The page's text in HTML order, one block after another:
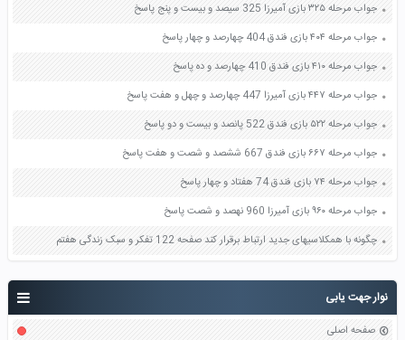
نوار جهت یابی
صفحه اصلی
جواب مرحله ۳۲۵ بازی آمیرزا 325 سیصد و بیست و پنج پاسخ
جواب مرحله ۴۰۴ بازی فندق 404 چهارصد و چهار پاسخ
جواب مرحله ۴۱۰ بازی فندق 410 چهارصد و ده پاسخ
جواب مرحله ۴۴۷ بازی آمیرزا 447 چهارصد و چهل و هفت پاسخ
جواب مرحله ۵۲۲ بازی فندق 522 پانصد و بیست و دو پاسخ
جواب مرحله ۶۶۷ بازی فندق 667 ششصد و شصت و هفت پاسخ
جواب مرحله ۷۴ بازی فندق 74 هفتاد و چهار پاسخ
جواب مرحله ۹۶۰ بازی آمیرزا 960 نهصد و شصت پاسخ
چگونه با همکلاسیهای جدید ارتباط برقرار کند صفحه 122 تفکر و سبک زندگی هفتم